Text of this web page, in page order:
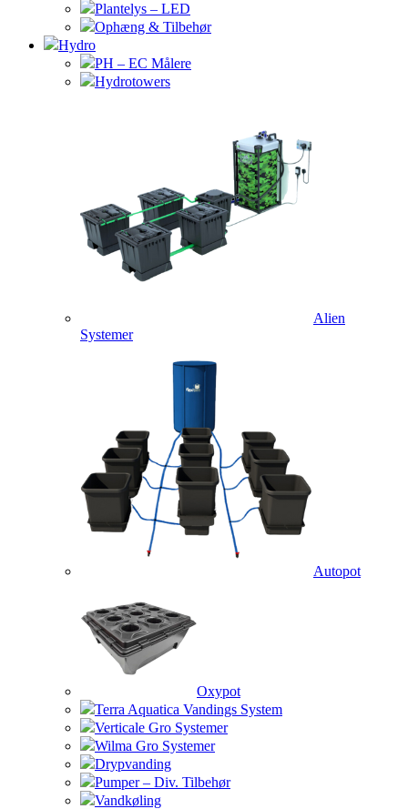
Plantelys – LED
Ophæng & Tilbehør
Hydro
PH – EC Målere
Hydrotowers
Alien
Systemer
Autopot
Oxypot
Terra Aquatica Vandings System
Verticale Gro Systemer
Wilma Gro Systemer
Drypvanding
Pumper – Div. Tilbehør
Vandkøling